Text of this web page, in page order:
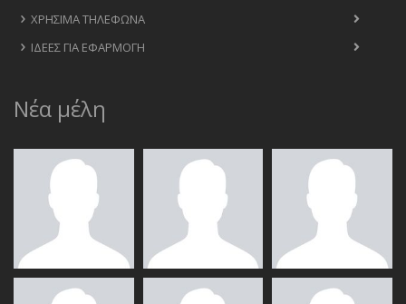
ΧΡΉΣΙΜΑ ΤΗΛΈΦΩΝΑ
ΙΔΈΕΣ ΓΙΑ ΕΦΑΡΜΟΓΉ
Νέα μέλη